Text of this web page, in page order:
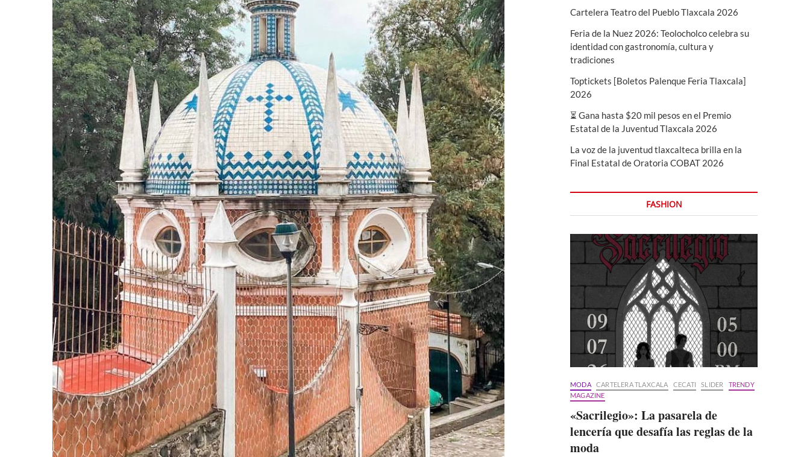
Cartelera Teatro del Pueblo Tlaxcala 2026
Feria de la Nuez 2026: Teolocholco celebra su
identidad con gastronomía, cultura y
tradiciones
Toptickets [Boletos Palenque Feria Tlaxcala]
2026
⏳ Gana hasta $20 mil pesos en el Premio
Estatal de la Juventud Tlaxcala 2026
La voz de la juventud tlaxcalteca brilla en la
Final Estatal de Oratoria COBAT 2026
FASHION
MODA CARTELERA TLAXCALA CECATI SLIDER
TRENDY
MAGAZINE
«Sacrilegio»: La pasarela de
lencería que desafía las reglas de la
moda